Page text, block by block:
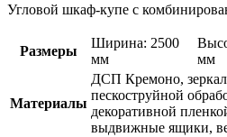
Угловой шкаф-купе с
Размеры
Ширина: 2500
мм
мм
Материалы
ДСП Кремоно,
пескоструйной
декоративной
выдвижные ящики,